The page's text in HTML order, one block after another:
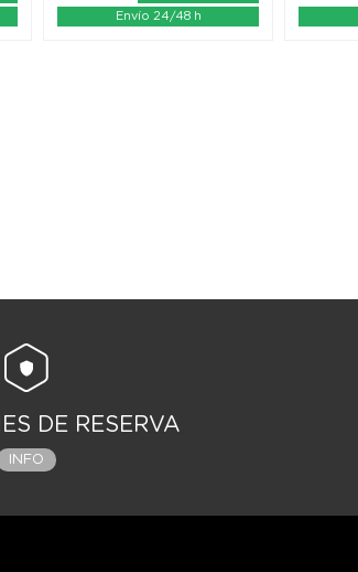
Envío 24/48 h
DE RESERVA
INFO